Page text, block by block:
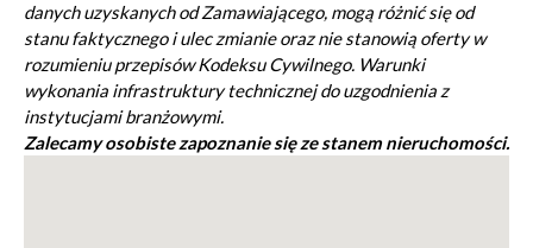
danych uzyskanych od Zamawiającego, mogą różnić się od
stanu faktycznego i ulec zmianie oraz nie stanowią oferty w
rozumieniu przepisów Kodeksu Cywilnego. Warunki
wykonania infrastruktury technicznej do uzgodnienia z
instytucjami branżowymi.
Zalecamy osobiste zapoznanie się ze stanem nieruchomości.